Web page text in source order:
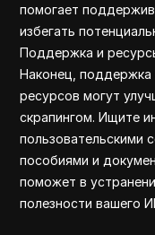
помогает
избегать
Поддержка и
Наконец,
ресурсов могут
скрапингом. Ищите
пользовательскими
пособиями и
поможет в
полезности вашего